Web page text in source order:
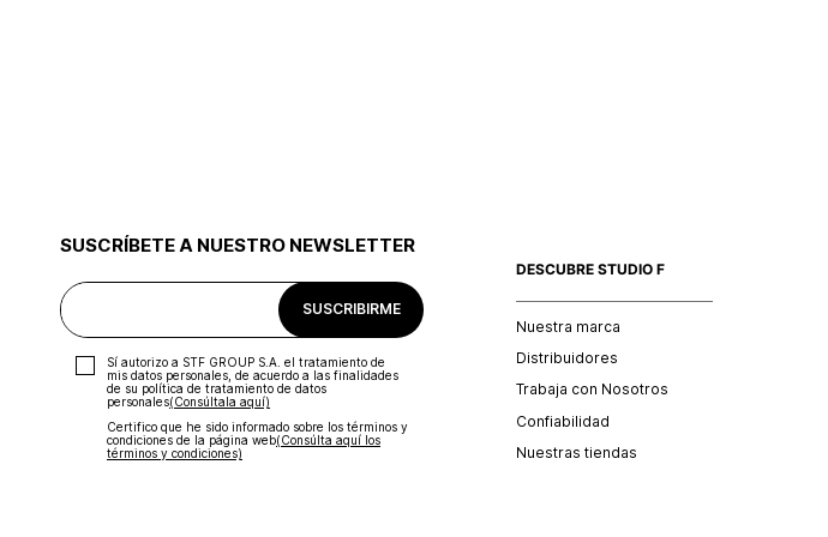
SUSCRÍBETE A NUESTRO NEWSLETTER
SUSCRIBIRME
Sí autorizo a STF GROUP S.A. el tratamiento de
mis datos personales, de acuerdo a las finalidades
de su política de tratamiento de datos
personales‎(Consúltala aquí)
Certifico que he sido informado sobre los términos y
condiciones de la página web‎(Consúlta aquí los
términos y condiciones)
DESCUBRE STUDIO F
Nuestra marca
Distribuidores
Trabaja con Nosotros
Confiabilidad
Nuestras tiendas